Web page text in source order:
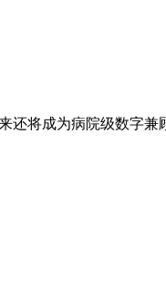
还将成为病院级数字兼